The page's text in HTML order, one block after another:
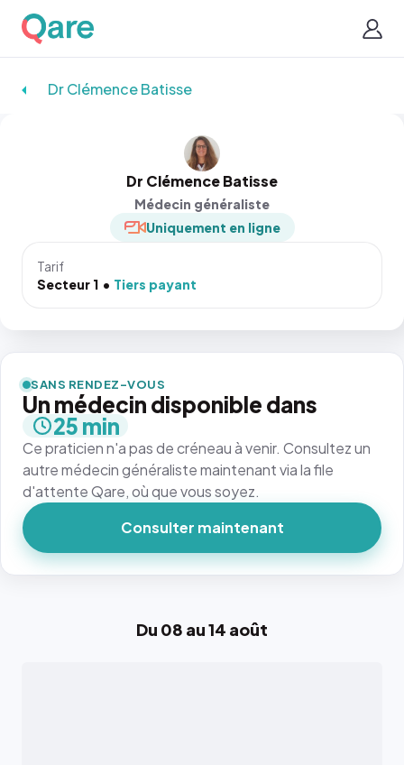
Dr Clémence Batisse
Dr Clémence Batisse
Médecin généraliste
Uniquement en ligne
Tarif
Secteur 1
Tiers payant
Du 08 au 14 août
SANS RENDEZ-VOUS
Un médecin disponible dans
25 min
Ce praticien n'a pas de créneau à venir. Consultez un
autre médecin généraliste maintenant via la file
d'attente Qare, où que vous soyez.
Consulter maintenant